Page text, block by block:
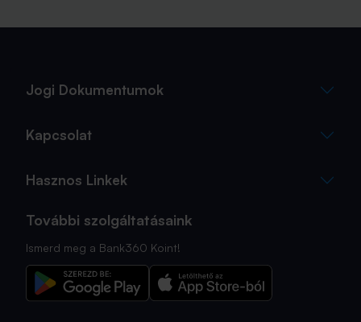
Jogi Dokumentumok
Kapcsolat
Hasznos Linkek
További szolgáltatásaink
Ismerd meg a Bank360 Koint!